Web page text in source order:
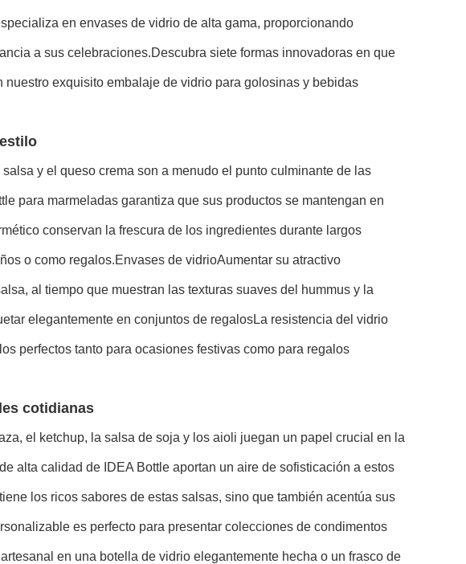
en envases de vidrio de alta gama, proporcionando
a sus celebraciones.Descubra siete formas innovadoras en que
exquisito embalaje de vidrio para golosinas y bebidas
y el queso crema son a menudo el punto culminante de las
para marmeladas garantiza que sus productos se mantengan en
conservan la frescura de los ingredientes durante largos
o como regalos.Envases de vidrioAumentar su atractivo
al tiempo que muestran las texturas suaves del hummus y la
elegantemente en conjuntos de regalosLa resistencia del vidrio
perfectos tanto para ocasiones festivas como para regalos
cotidianas
el ketchup, la salsa de soja y los aioli juegan un papel crucial en la
alta calidad de IDEA Bottle aportan un aire de sofisticación a estos
los ricos sabores de estas salsas, sino que también acentúa sus
es perfecto para presentar colecciones de condimentos
en una botella de vidrio elegantemente hecha o un frasco de